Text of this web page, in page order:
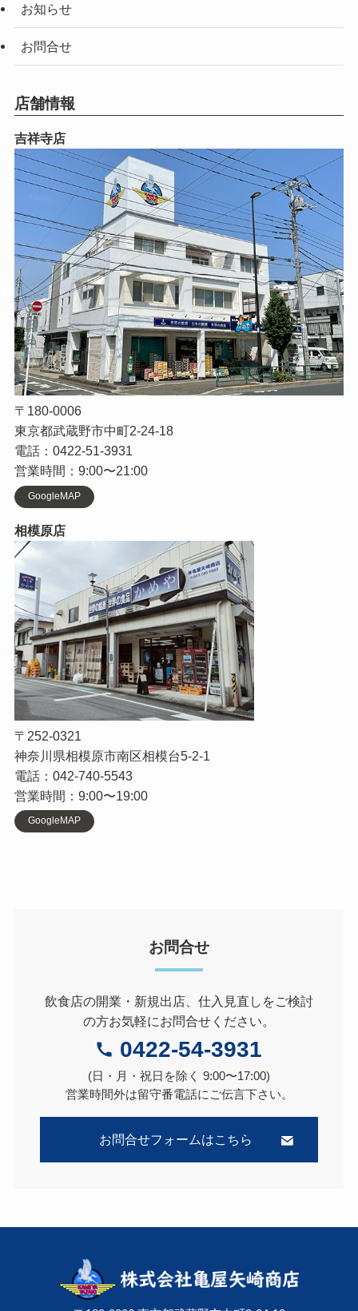
お知らせ
お問合せ
店舗情報
吉祥寺店
〒180-0006
東京都武蔵野市中町2-24-18
電話：0422-51-3931
営業時間：9:00〜21:00
GoogleMAP
相模原店
〒252-0321
神奈川県相模原市南区相模台5-2-1
電話：042-740-5543
営業時間：9:00〜19:00
GoogleMAP
お問合せ
飲食店の開業・新規出店、仕入見直しをご検討
の方お気軽にお問合せください。
0422-54-3931
(日・月・祝日を除く 9:00〜17:00)
営業時間外は留守番電話にご伝言下さい。
お問合せフォームはこちら